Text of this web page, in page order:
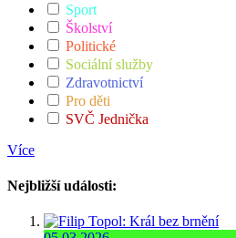
Sport
Školství
Politické
Sociální služby
Zdravotnictví
Pro děti
SVČ Jednička
Více
Nejbližší události: